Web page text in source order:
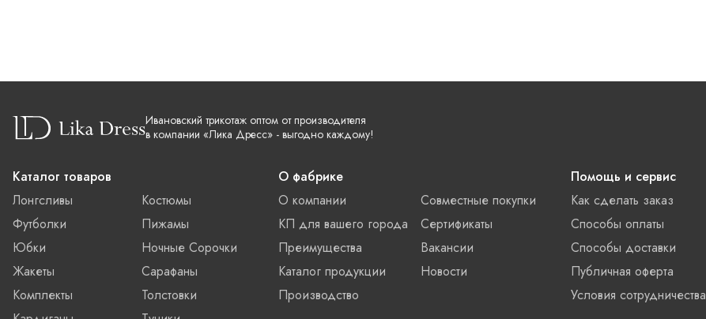
Ивановский трикотаж оптом от производителя
в компании «Лика Дресс» - выгодно каждому!
Каталог товаров
Лонгсливы
Футболки
Юбки
Жакеты
Комплекты
Костюмы
Пижамы
Ночные Сорочки
Сарафаны
Толстовки
О фабрике
О компании
КП для вашего города
Преимущества
Каталог продукции
Производство
Совместные покупки
Сертификаты
Вакансии
Новости
Помощь и сервис
Как сделать заказ
Способы оплаты
Способы доставки
Публичная оферта
Условия сотрудничества